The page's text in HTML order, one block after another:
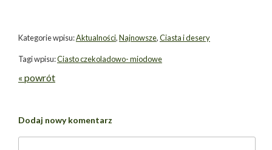
Kategorie wpisu:Aktualności,Najnowsze,Ciasta i desery
Tagi wpisu:Ciasto czekoladowo- miodowe
« powrót
Dodaj nowy komentarz